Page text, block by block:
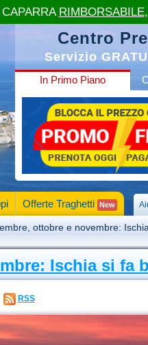
Centro
Servizio
In Primo Piano
Offerte Traghetti New
ottobre e novembre:
Ischia si fa
RSS
RIMBORSABILE